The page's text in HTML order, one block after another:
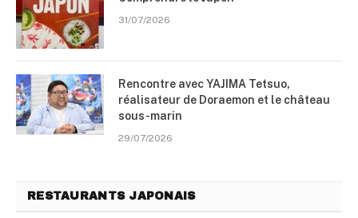
31/07/2026
Rencontre avec YAJIMA Tetsuo,
réalisateur de Doraemon et le château
sous-marin
29/07/2026
RESTAURANTS JAPONAIS